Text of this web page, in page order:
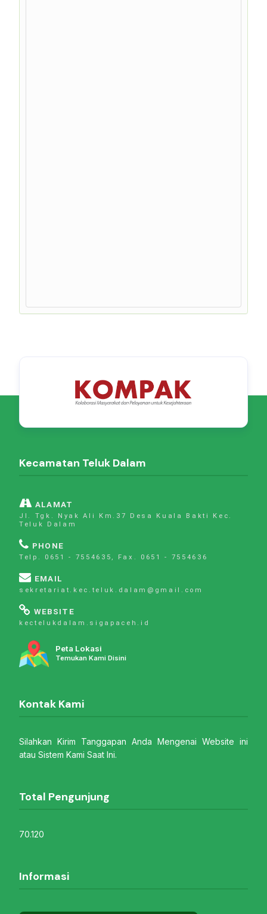
Kecamatan Teluk Dalam
ALAMAT
Jl. Tgk. Nyak Ali Km.37 Desa Kuala Bakti Kec.
Teluk Dalam
PHONE
Telp. 0651 - 7554635, Fax. 0651 - 7554636
EMAIL
sekretariat.kec.teluk.dalam@gmail.com
WEBSITE
kectelukdalam.sigapaceh.id
Peta Lokasi
Temukan Kami Disini
Kontak Kami
Silahkan Kirim Tanggapan Anda Mengenai Website ini
atau Sistem Kami Saat Ini.
Total Pengunjung
70.120
Informasi